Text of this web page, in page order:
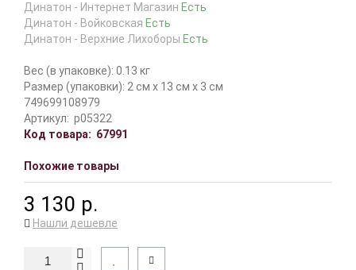
Динатон - Интернет Магазин Есть
Динатон - Войковская Есть
Динатон - Верхние Лихоборы Есть
Вес (в упаковке): 0.13 кг
Размер (упаковки): 2 см x 13 см x 3 см
749699108979
Артикул: p05322
Код товара: 67991
Похожие товары
3 130 р.
Нашли дешевле